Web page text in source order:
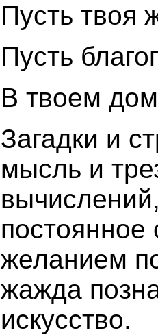
Пусть твоя
Пусть
В твоем
Загадки и
мысль и
постоянное
желанием
жажда
искусство.